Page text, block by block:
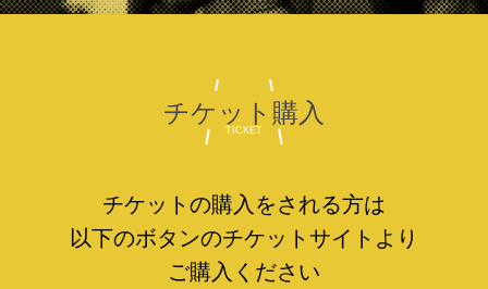
チケット購入
TICKET
チケットの購入をされる方は
以下のボタンのチケットサイトより
ご購入ください